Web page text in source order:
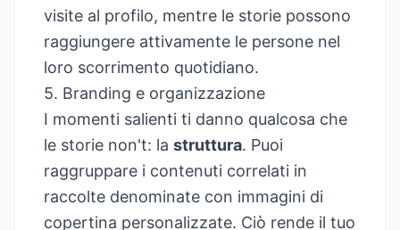
visite al profilo, mentre le storie possono
raggiungere attivamente le persone nel
loro scorrimento quotidiano.
5. Branding e organizzazione
I momenti salienti ti danno qualcosa che
le storie non't: la struttura. Puoi
raggruppare i contenuti correlati in
raccolte denominate con immagini di
copertina personalizzate. Ciò rende il tuo